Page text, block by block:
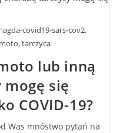
covid19-sars-cov2,
tarczyca
lub inną
się
COVID-19?
Was mnóstwo pytań na